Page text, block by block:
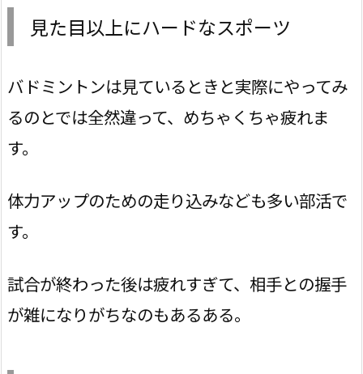
見た目以上にハードなスポーツ
バドミントンは見ているときと実際にやってみ
るのとでは全然違って、めちゃくちゃ疲れま
す。
体力アップのための走り込みなども多い部活で
す。
試合が終わった後は疲れすぎて、相手との握手
が雑になりがちなのもあるある。